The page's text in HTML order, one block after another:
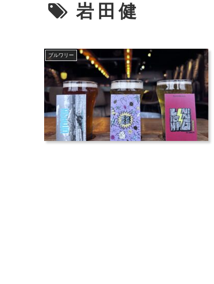
岩田健
ブルワリー